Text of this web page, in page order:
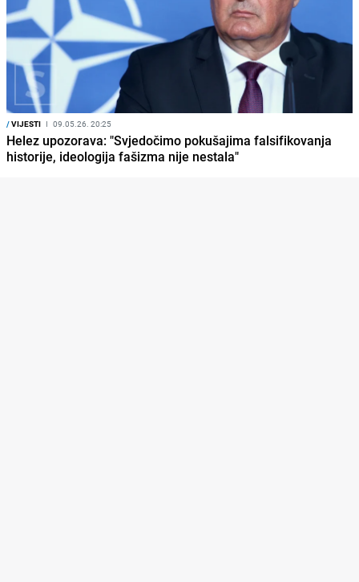
/VIJESTI I 09.05.26. 20:25
Helez upozorava: "Svjedočimo pokušajima falsifikovanja
historije, ideologija fašizma nije nestala"